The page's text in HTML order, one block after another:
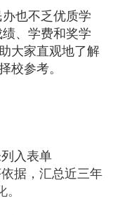
也不乏优质学
、学费和奖学
大家直观地了解
校参考。
入表单
据，汇总近三年